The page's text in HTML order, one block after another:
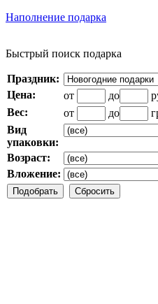
Наполнение подарка
Быстрый поиск подарка
Праздник:
Цена:
от до
Вес:
от до
Вид
упаковки:
Возраст:
Вложение: